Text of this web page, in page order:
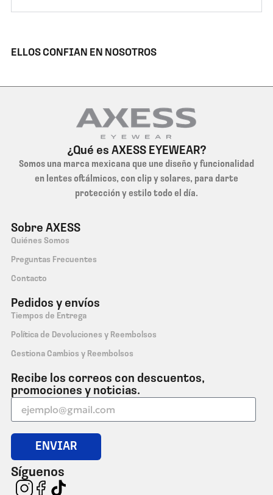
ELLOS CONFIAN EN NOSOTROS
¿Qué es AXESS EYEWEAR?
Somos una marca mexicana que une diseño y funcionalidad
en lentes oftálmicos, con clip y solares, para darte
protección y estilo todo el día.
Sobre AXESS
Quiénes Somos
Preguntas Frecuentes
Contacto
Pedidos y envíos
Tiempos de Entrega
Política de Devoluciones y Reembolsos
Gestiona Cambios y Reembolsos
Recibe los correos con descuentos,
promociones y noticias.
ENVIAR
Síguenos